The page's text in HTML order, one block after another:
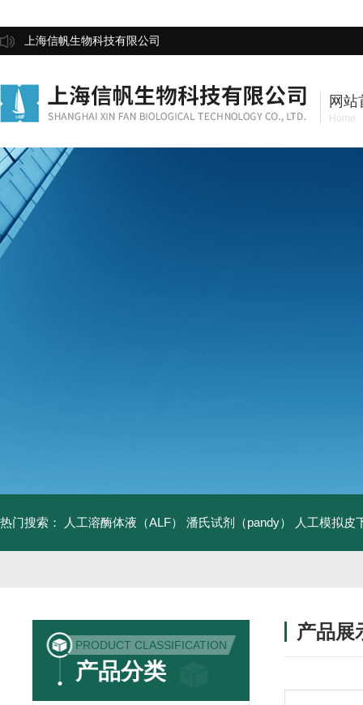
上海信帆生物科技有限公司
网站
Home
热门搜索： 人工溶酶体液（ALF） 潘氏试剂（pandy） 人工模拟皮
PRODUCT CLASSIFICATION
产品分类
产品展